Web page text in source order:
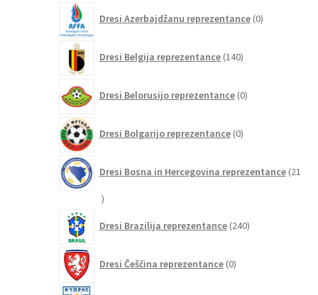
Dresi Azerbajdžanu reprezentance 0izdelkov
Dresi Belgija reprezentance 140izdelkov
Dresi Belorusijo reprezentance 0izdelkov
Dresi Bolgarijo reprezentance 0izdelkov
Dresi Bosna in Hercegovina reprezentance 21
21
Dresi Brazilija reprezentance 240izdelkov
Dresi Češčina reprezentance 0izdelkov